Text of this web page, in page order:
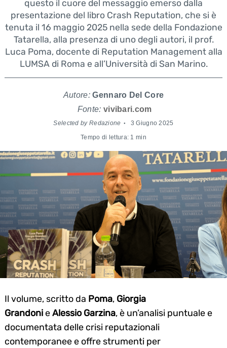
questo il cuore del messaggio emerso dalla
presentazione del libro Crash Reputation, che si è
tenuta il 16 maggio 2025 nella sede della Fondazione
Tatarella, alla presenza di uno degli autori, il prof.
Luca Poma, docente di Reputation Management alla
LUMSA di Roma e all’Università di San Marino.
Autore: Gennaro Del Core
Fonte: vivibari.com
Selected by Redazione 3 Giugno 2025
Tempo di lettura: 1 min
Il volume, scritto da Poma, Giorgia
GrandonieAlessio Garzina, è un’analisi puntuale e
documentata delle crisi reputazionali
contemporanee e offre strumenti per